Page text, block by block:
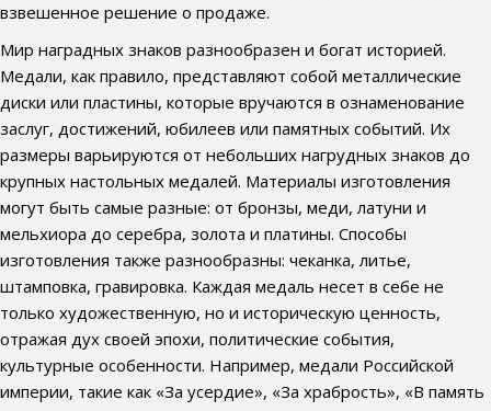
взвешенное решение о продаже.
Мир наградных знаков разнообразен и богат историей.
Медали, как правило, представляют собой металлические
диски или пластины, которые вручаются в ознаменование
заслуг, достижений, юбилеев или памятных событий. Их
размеры варьируются от небольших нагрудных знаков до
крупных настольных медалей. Материалы изготовления
могут быть самые разные: от бронзы, меди, латуни и
мельхиора до серебра, золота и платины. Способы
изготовления также разнообразны: чеканка, литье,
штамповка, гравировка. Каждая медаль несет в себе не
только художественную, но и историческую ценность,
отражая дух своей эпохи, политические события,
культурные особенности. Например, медали Российской
империи, такие как «За усердие», «За храбрость», «В память